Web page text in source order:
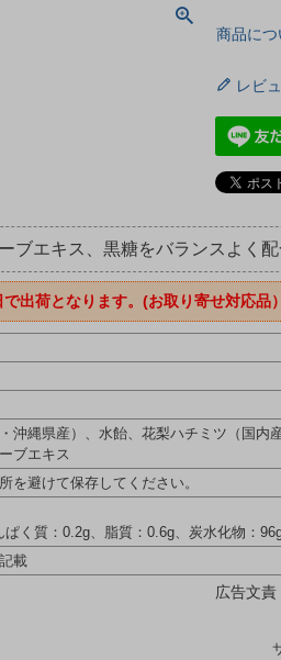
商品に
レビ
エキス、黒糖をバランスよく配
出荷となります。(お取り寄せ対応品）
沖縄県産）、水飴、花梨ハチミツ（国内
ブエキス
を避けて保存してください。
く質：0.2g、脂質：0.6g、炭水化物：
載
広告文